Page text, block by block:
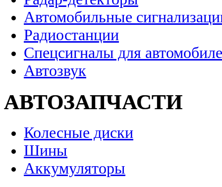
Автомобильные
Радиостанции
Спецсигналы для
Автозвук
АВТОЗАПЧАСТИ
Колесные диски
Шины
Аккумуляторы